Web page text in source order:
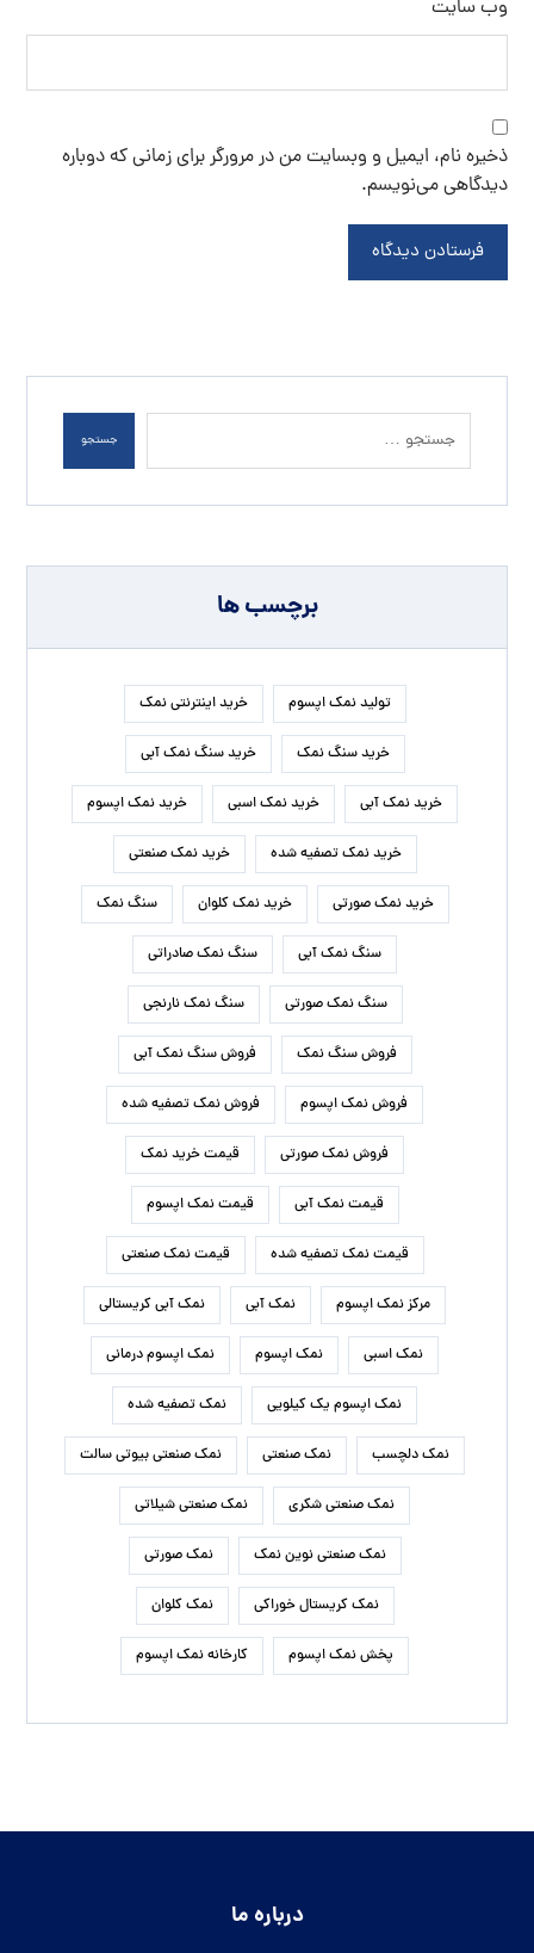
وب‌ سایت
ذخیره نام، ایمیل و وبسایت من در مرورگر برای زمانی که دوباره
دیدگاهی می‌نویسم.
فرستادن دیدگاه
جستجو
برچسب ها
تولید نمک اپسوم خرید اینترنتی نمک
خرید سنگ نمک خرید سنگ نمک آبی
خرید نمک آبی خرید نمک اسبی خرید نمک اپسوم
خرید نمک تصفیه شده خرید نمک صنعتی
خرید نمک صورتی خرید نمک کلوان سنگ نمک
سنگ نمک آبی سنگ نمک صادراتی
سنگ نمک صورتی سنگ نمک نارنجی
فروش سنگ نمک فروش سنگ نمک آبی
فروش نمک اپسوم فروش نمک تصفیه شده
فروش نمک صورتی قیمت خرید نمک
قیمت نمک آبی قیمت نمک اپسوم
قیمت نمک تصفیه شده قیمت نمک صنعتی
مرکز نمک اپسوم نمک آبی نمک آبی کریستالی
نمک اسبی نمک اپسوم نمک اپسوم درمانی
نمک اپسوم یک کیلویی نمک تصفیه شده
نمک دلچسب نمک صنعتی نمک صنعتی بیوتی سالت
نمک صنعتی شکری نمک صنعتی شیلاتی
نمک صنعتی نوین نمک نمک صورتی
نمک کریستال خوراکی نمک کلوان
پخش نمک اپسوم کارخانه نمک اپسوم
درباره ما